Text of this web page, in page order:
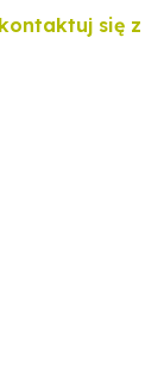
się z
+ nakrętka